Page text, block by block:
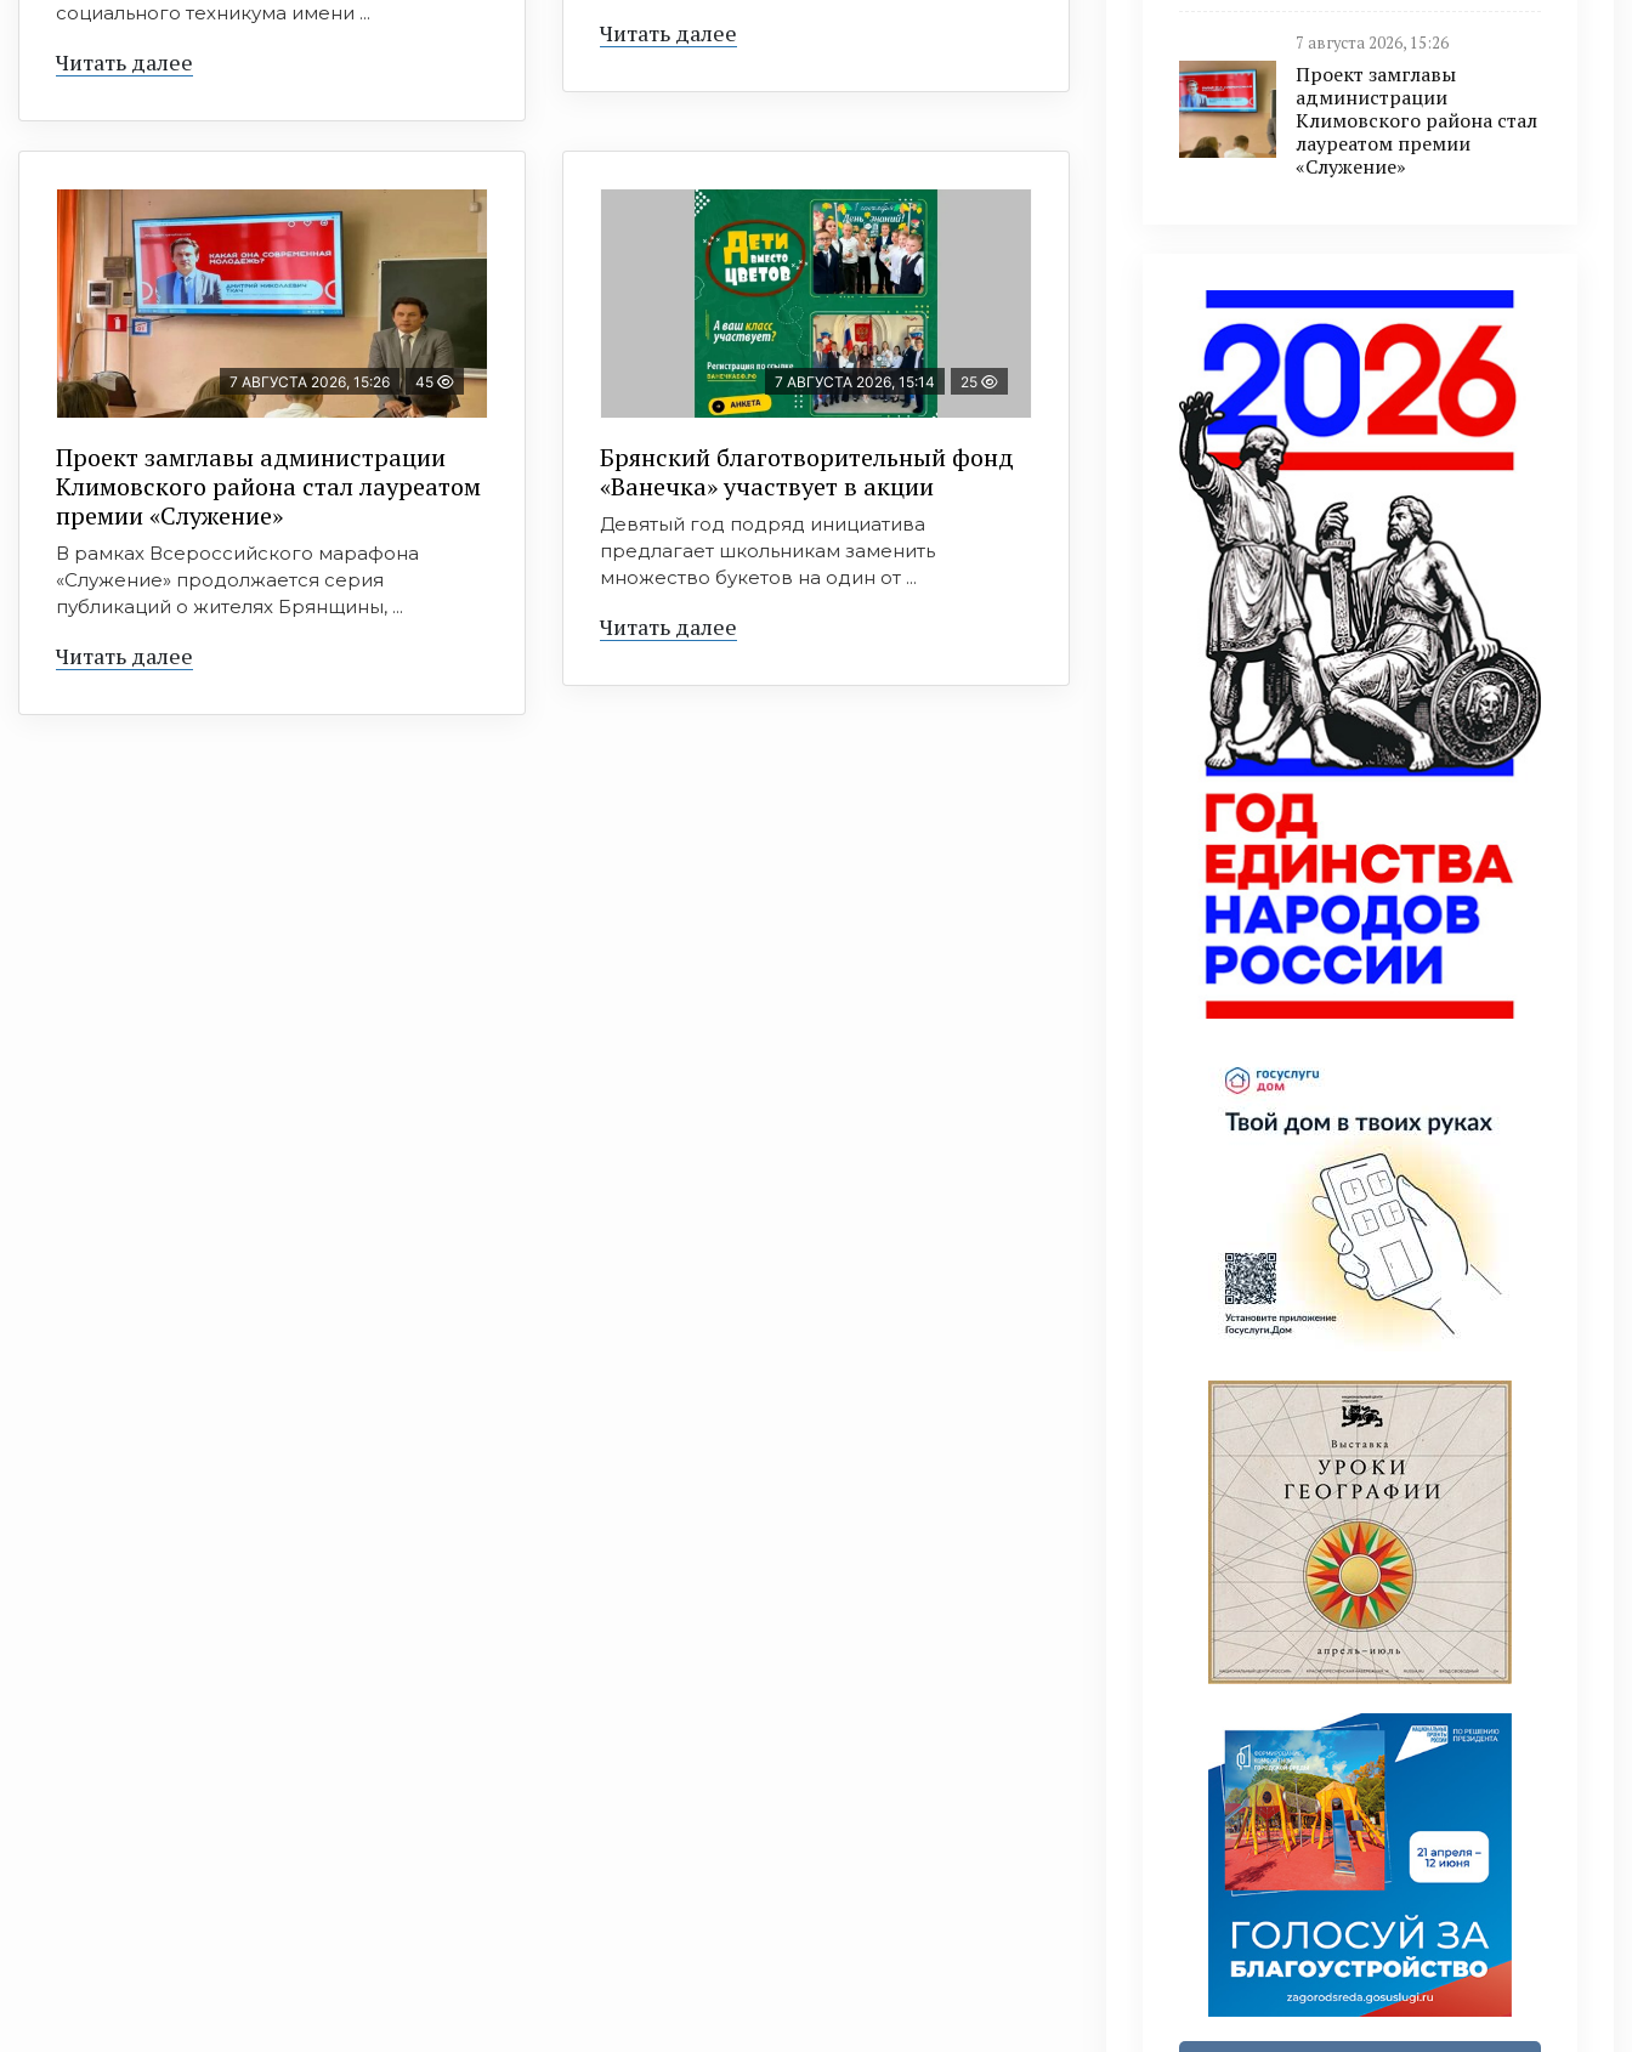
социального техникума имени ...
Читать далее
Читать далее
7 АВГУСТА 2026, 15:26 45
Проект замглавы администрации
Климовского района стал лауреатом
премии «Служение»
В рамках Всероссийского марафона
«Служение» продолжается серия
публикаций о жителях Брянщины, ...
Читать далее
7 АВГУСТА 2026, 15:14 25
Брянский благотворительный фонд
«Ванечка» участвует в акции
Девятый год подряд инициатива
предлагает школьникам заменить
множество букетов на один от ...
Читать далее
7 августа 2026, 15:26
Проект замглавы
администрации
Климовского района стал
лауреатом премии
«Служение»